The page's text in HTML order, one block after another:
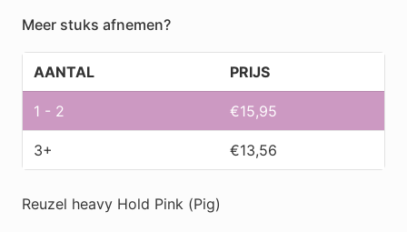
aantal
Meer stuks afnemen?
AANTAL PRIJS
1 - 2 €15,95
3+ €13,56
Reuzel heavy Hold Pink (Pig)